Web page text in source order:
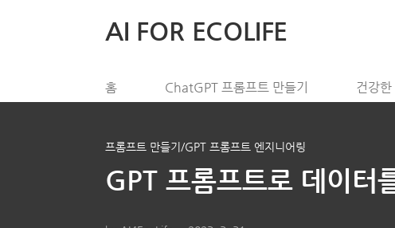
AI FOR ECOLIFE
홈 ChatGPT 프롬프트 만들기 건강
프롬프트 만들기/GPT 프롬프트 엔지니어링
GPT 프롬프트로 데이터